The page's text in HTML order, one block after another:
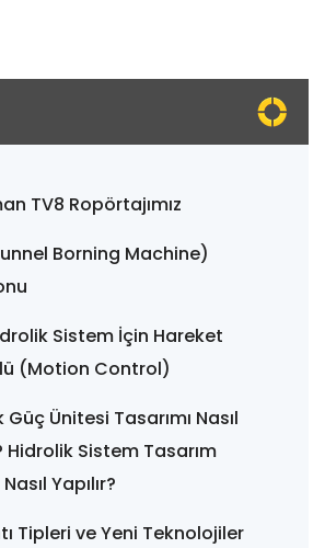
TV8 Ropörtajımız
Borning Machine)
Sistem İçin Hareket
(Motion Control)
Ünitesi Tasarımı Nasıl
Hidrolik Sistem Tasarım
Yapılır?
Tipleri ve Yeni Teknolojiler